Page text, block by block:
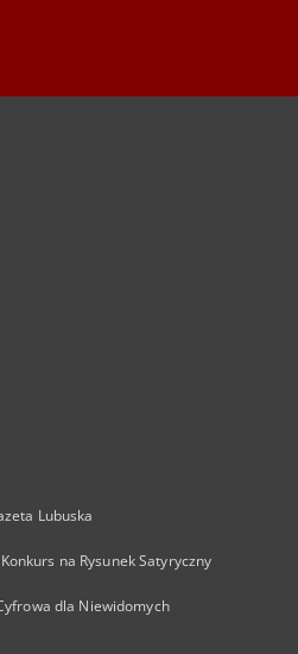
Lubuska
na Rysunek Satyryczny
dla Niewidomych